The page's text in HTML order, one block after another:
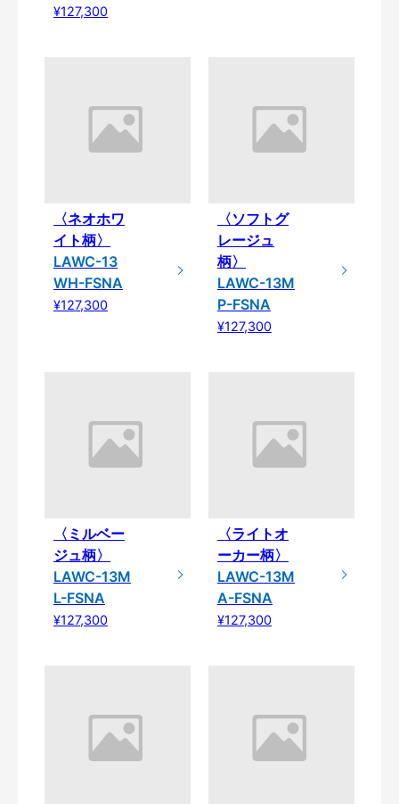
¥127,300
〈ネオホワ
イト柄〉
LAWC-13
WH-FSNA
¥127,300
〈ソフトグ
レージュ
柄〉
LAWC-13M
P-FSNA
¥127,300
〈ミルベー
ジュ柄〉
LAWC-13M
L-FSNA
¥127,300
〈ライトオ
ーカー柄〉
LAWC-13M
A-FSNA
¥127,300